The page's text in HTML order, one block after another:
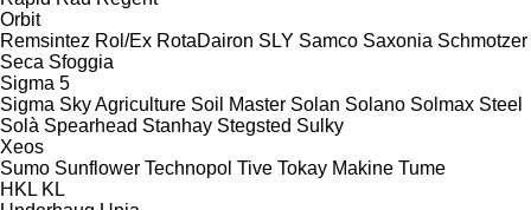
Orbit
Remsintez Rol/Ex RotaDairon SLY Samco Saxonia Schmotzer
Seca Sfoggia
Sigma 5
Sigma Sky Agriculture Soil Master Solan Solano Solmax Steel
Solà Spearhead Stanhay Stegsted Sulky
Xeos
Sumo Sunflower Technopol Tive Tokay Makine Tume
HKL KL